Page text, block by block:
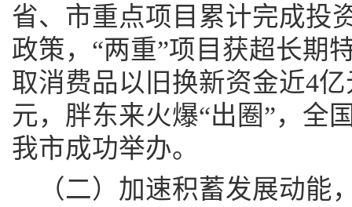
省、市重点项目累计完成投
政策，“两重”项目获超长期
取消费品以旧换新资金近4
元，胖东来火爆“出圈”，全
我市成功举办。
（二）加速积蓄发展动